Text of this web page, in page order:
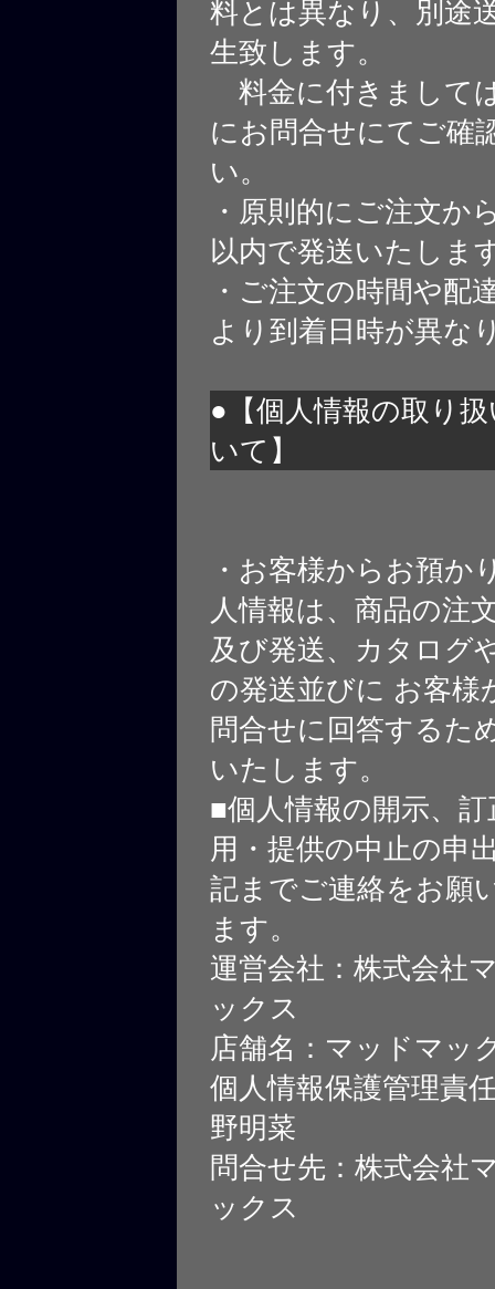
料とは異なり、別途
生致します。
料金に付きまして
にお問合せにてご確
い。
・原則的にご注文か
以内で発送いたしま
・ご注文の時間や配
より到着日時が異な
●【個人情報の取り
いて】
・お客様からお預か
人情報は、商品の注
及び発送、カタログ
の発送並びに お客様
問合せに回答するた
いたします。
■個人情報の開示、
用・提供の中止の申
記までご連絡をお願
ます。
運営会社：株式会社
ックス
店舗名：マッドマッ
個人情報保護管理責
野明菜
問合せ先：株式会社
ックス